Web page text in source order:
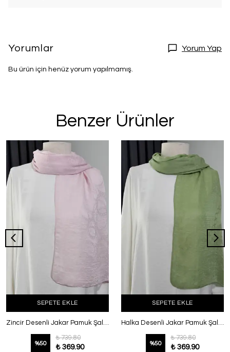
Yorumlar Yorum Yap
Bu ürün için henüz yorum yapılmamış.
Benzer Ürünler
SEPETE EKLE
Zincir Desenli Jakar Pamuk Şal Pembe
%50
₺ 739.80
₺ 369.90
SEPETE EKLE
Halka Desenli Jakar Pamuk Şal Adaçayı
%50
₺ 739.80
₺ 369.90